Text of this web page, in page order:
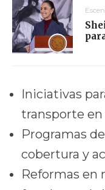
Iniciativas
transporte en
Programas
cobertura y
Reformas en